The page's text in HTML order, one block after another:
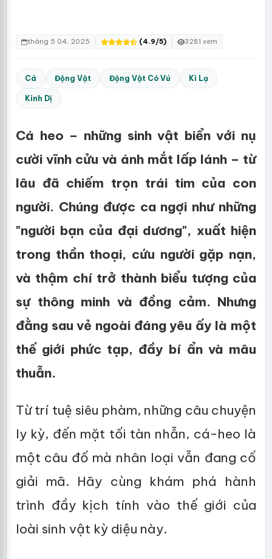
tháng 5 04, 2025 (4.9/5) 3281 xem
Cá Động Vật Động Vật Có Vú Kì Lạ
Kinh Dị
Cá heo – những sinh vật biển với nụ
cười vĩnh cửu và ánh mắt lấp lánh – từ
lâu đã chiếm trọn trái tim của con
người. Chúng được ca ngợi như những
"người bạn của đại dương", xuất hiện
trong thần thoại, cứu người gặp nạn,
và thậm chí trở thành biểu tượng của
sự thông minh và đồng cảm. Nhưng
đằng sau vẻ ngoài đáng yêu ấy là một
thế giới phức tạp, đầy bí ẩn và mâu
thuẫn.
Từ trí tuệ siêu phàm, những câu chuyện
ly kỳ, đến mặt tối tàn nhẫn, cá-heo là
một câu đố mà nhân loại vẫn đang cố
giải mã. Hãy cùng khám phá hành
trình đầy kịch tính vào thế giới của
loài sinh vật kỳ diệu này.